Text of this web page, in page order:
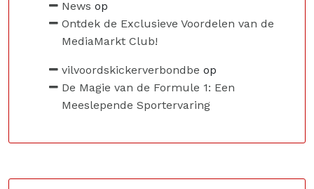
News op
Ontdek de Exclusieve Voordelen van de
MediaMarkt Club!
vilvoordskickerverbondbe op
De Magie van de Formule 1: Een
Meeslepende Sportervaring